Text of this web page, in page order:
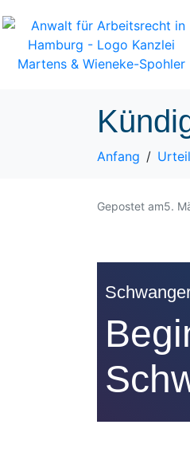
Anfang
Gepostet am5.